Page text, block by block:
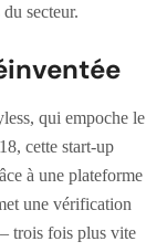
secteur.
qui empoche le
cette start-up
à une plateforme
une vérification
trois fois plus vite